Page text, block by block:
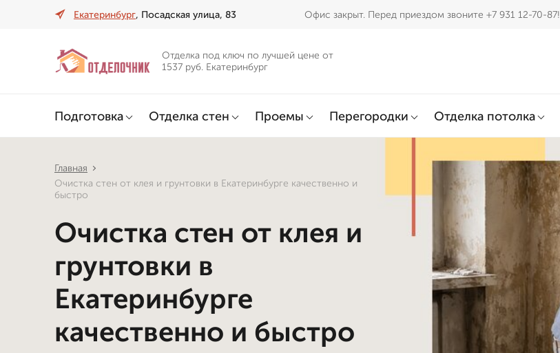
Екатеринбург, Посадская улица, 83 Офис закрыт. Перед приездом звоните +7 931 12-70-87!
Отделка под ключ по лучшей цене от
1537 руб. Екатеринбург
Подготовка Отделка стен Проемы Перегородки Отделка потолка
Главная
Очистка стен от клея и грунтовки в Екатеринбурге качественно и
быстро
Очистка стен от клея и
грунтовки в
Екатеринбурге
качественно и быстро